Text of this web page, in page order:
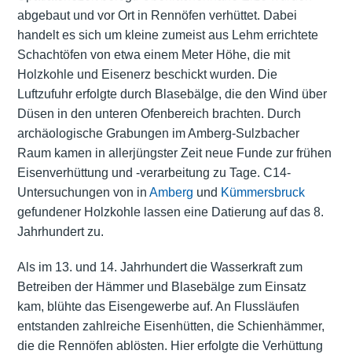
abgebaut und vor Ort in Rennöfen verhüttet. Dabei
handelt es sich um kleine zumeist aus Lehm errichtete
Schachtöfen von etwa einem Meter Höhe, die mit
Holzkohle und Eisenerz beschickt wurden. Die
Luftzufuhr erfolgte durch Blasebälge, die den Wind über
Düsen in den unteren Ofenbereich brachten. Durch
archäologische Grabungen im Amberg-Sulzbacher
Raum kamen in allerjüngster Zeit neue Funde zur frühen
Eisenverhüttung und -verarbeitung zu Tage. C14-
Untersuchungen von in Amberg und Kümmersbruck
gefundener Holzkohle lassen eine Datierung auf das 8.
Jahrhundert zu.
Als im 13. und 14. Jahrhundert die Wasserkraft zum
Betreiben der Hämmerund Blasebälge zum Einsatz
kam, blühte das Eisengewerbeauf. An Flussläufen
entstanden zahlreiche Eisenhütten, die Schienhämmer,
die die Rennöfen ablösten. Hier erfolgte die Verhüttung